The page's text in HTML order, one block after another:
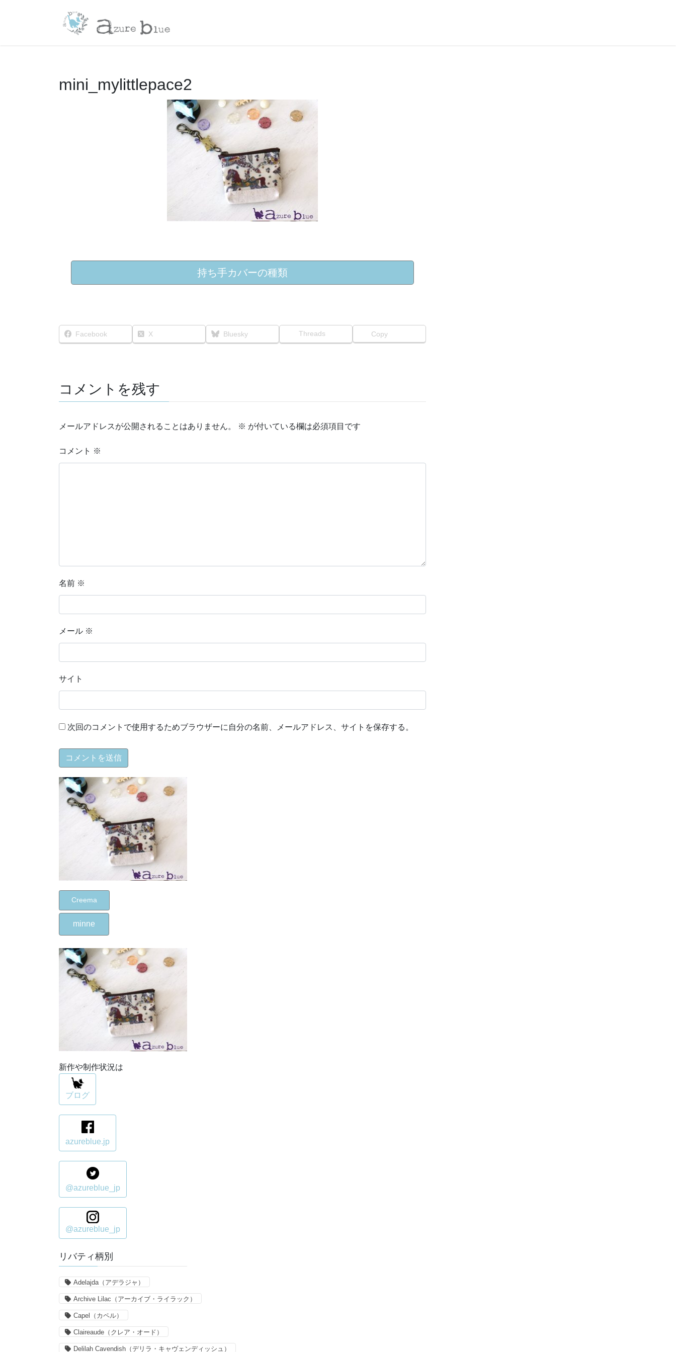
mini_mylittlepace2
持ち手カバーの種類
Facebook X Bluesky Threads Copy
コメントを残す
メールアドレスが公開されることはありません。 ※ が付いている欄は必須項目です
コメント ※
名前 ※
メール ※
サイト
次回のコメントで使用するためブラウザーに自分の名前、メールアドレス、サイトを保存する。
Creema
minne
新作や制作状況は
ブログ
azureblue.jp
@azureblue_jp
@azureblue_jp
リバティ柄別
Adelajda（アデラジャ）
Archive Lilac（アーカイブ・ライラック）
Capel（カペル）
Claireaude（クレア・オード）
Delilah Cavendish（デリラ・キャヴェンディッシュ）